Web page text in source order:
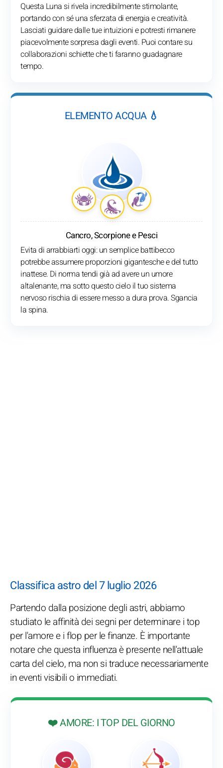
Questa Luna si rivela incredibilmente stimolante,
portando con sé una sferzata di energia e creatività.
Lasciati guidare dalle tue intuizioni e potresti rimanere
piacevolmente sorpresa dagli eventi. Puoi contare su
collaborazioni schiette che ti faranno guadagnare
tempo.
ELEMENTO ACQUA 💧
Cancro, Scorpione e Pesci
Evita di arrabbiarti oggi: un semplice battibecco
potrebbe assumere proporzioni gigantesche e del tutto
inattese. Di norma tendi già ad avere un umore
altalenante, ma sotto questo cielo il tuo sistema
nervoso rischia di essere messo a dura prova. Sgancia
la spina.
Classifica astro del 7 luglio 2026
Partendo dalla posizione degli astri, abbiamo
studiato le affinità dei segni per determinare i top
per l'amore e i flop per le finanze. È importante
notare che questa influenza è presente nell'attuale
carta del cielo, ma non si traduce necessariamente
in eventi visibili o immediati.
❤️ AMORE: I TOP DEL GIORNO